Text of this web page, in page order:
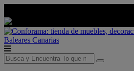
Baleares Canarias